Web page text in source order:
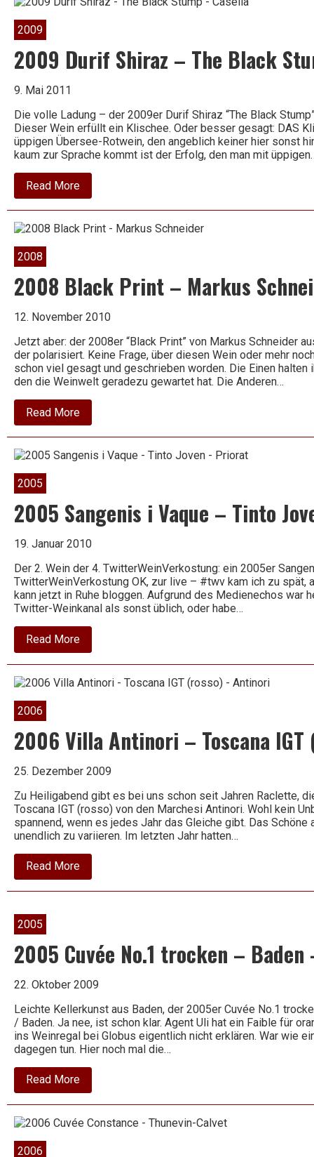
La
2009
2009 Durif Shiraz – The Black
9. Mai 2011
Die volle Ladung – der 2009er Durif Shiraz “The Black
Dieser Wein erfüllt ein Klischee. Oder besser gesagt: DAS
üppigen Übersee-Rotwein, den angeblich keiner hier sonst
kaum zur Sprache kommt ist der Erfolg, den man mit
Read Moreabout
2009
Durif
–
Casella
2008
2008 Black Print – Markus
12. November 2010
Jetzt aber: der 2008er “Black Print” von Markus Schneider
der polarisiert. Keine Frage, über diesen Wein oder mehr
schon viel gesagt und geschrieben worden. Die Einen
den die Weinwelt geradezu gewartet hat. Die Anderen…
Read Moreabout
2008
Black
–
2005
2005 Sangenis i Vaque – Tinto
19. Januar 2010
Der 2. Wein der 4. TwitterWeinVerkostung: ein 2005er
TwitterWeinVerkostung OK, zur live – #twv kam ich zu spät,
kann jetzt in Ruhe bloggen. Aufgrund des Medienechos war
Twitter-Weinkanal als sonst üblich, oder habe…
Read Moreabout
2005
Sangenis
Vaque
Priorat
2006
2006 Villa Antinori – Toscana
25. Dezember 2009
Zu Heiligabend gibt es bei uns schon seit Jahren Raclette,
Toscana IGT (rosso) von den Marchesi Antinori. Wohl kein
spannend, wenn es jedes Jahr das Gleiche gibt. Das
unendlich zu variieren. Im letzten Jahr hatten…
Read Moreabout
2006
Villa
(rosso)
–
Antinori
2005
2005 Cuvée No.1 trocken –
22. Oktober 2009
Leichte Kellerkunst aus Baden, der 2005er Cuvée No.1
/ Baden. Ja nee, ist schon klar. Agent Uli hat ein Faible für
ins Weinregal bei Globus eigentlich nicht erklären. War wie
dagegen tun. Hier noch mal die…
Read Moreabout
2005
Cuvée
trocken
2006